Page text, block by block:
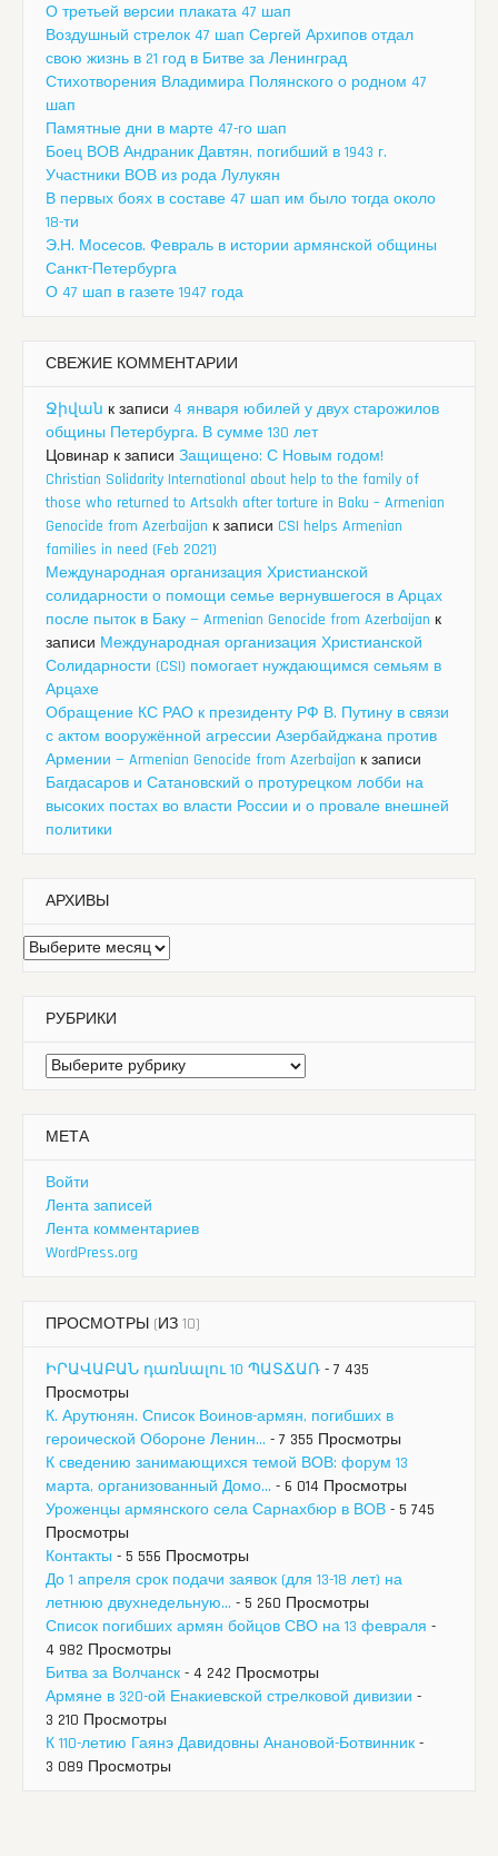
О третьей версии плаката 47 шап
Воздушный стрелок 47 шап Сергей Архипов отдал
свою жизнь в 21 год в Битве за Ленинград
Стихотворения Владимира Полянского о родном 47
шап
Памятные дни в марте 47-го шап
Боец ВОВ Андраник Давтян, погибший в 1943 г.
Участники ВОВ из рода Лулукян
В первых боях в составе 47 шап им было тогда около
18-ти
Э.Н. Мосесов. Февраль в истории армянской общины
Санкт-Петербурга
О 47 шап в газете 1947 года
СВЕЖИЕ КОММЕНТАРИИ
Ջիվան к записи 4 января юбилей у двух старожилов
общины Петербурга. В сумме 130 лет
Цовинар к записи Защищено: С Новым годом!
Christian Solidarity International about help to the family of
those who returned to Artsakh after torture in Baku – Armenian
Genocide from Azerbaijan к записи CSI helps Armenian
families in need (Feb 2021)
Международная организация Христианской
солидарности о помощи семье вернувшегося в Арцах
после пыток в Баку — Armenian Genocide from Azerbaijan к
записи Международная организация Христианской
Солидарности (CSI) помогает нуждающимся семьям в
Арцахе
Обращение КС РАО к президенту РФ В. Путину в связи
с актом вооружённой агрессии Азербайджана против
Армении — Armenian Genocide from Azerbaijan к записи
Багдасаров и Сатановский о протурецком лобби на
высоких постах во власти России и о провале внешней
политики
АРХИВЫ
Архивы
РУБРИКИ
Рубрики
МЕТА
Войти
Лента записей
Лента комментариев
WordPress.org
ПРОСМОТРЫ (ИЗ 10)
ԻՐԱՎԱԲԱՆ դառնալու 10 ՊԱՏՃԱՌ - 7 435
Просмотры
К. Арутюнян. Список Воинов-армян, погибших в
героической Обороне Ленин... - 7 355 Просмотры
К сведению занимающихся темой ВОВ: форум 13
марта, организованный Домо... - 6 014 Просмотры
Уроженцы армянского села Сарнахбюр в ВОВ - 5 745
Просмотры
Контакты - 5 556 Просмотры
До 1 апреля срок подачи заявок (для 13-18 лет) на
летнюю двухнедельную... - 5 260 Просмотры
Список погибших армян бойцов СВО на 13 февраля -
4 982 Просмотры
Битва за Волчанск - 4 242 Просмотры
Армяне в 320-ой Енакиевской стрелковой дивизии -
3 210 Просмотры
К 110-летию Гаянэ Давидовны Анановой-Ботвинник -
3 089 Просмотры